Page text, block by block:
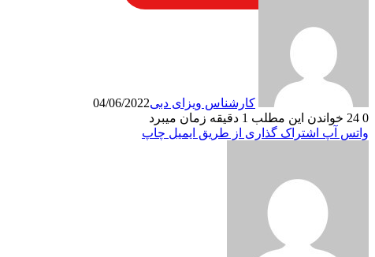
کارشناس ویزای دبی04/06/2022
0
خواندن این مطلب 1 دقیقه زمان میبرد
واتس آپ اشتراک گذاری از طریق ایمیل چاپ